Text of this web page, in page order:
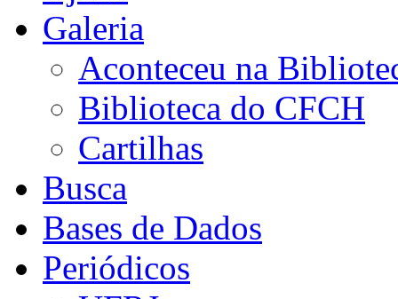
Galeria
Aconteceu na
Biblioteca do CFCH
Cartilhas
Busca
Bases de Dados
Periódicos